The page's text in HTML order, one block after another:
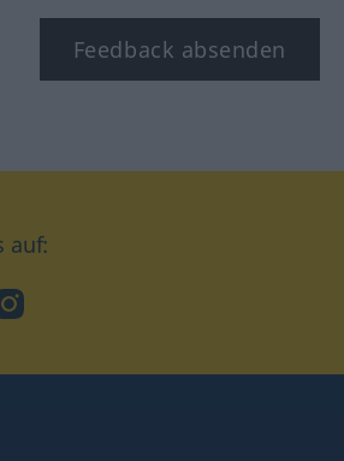
Feedback absenden
auf:
Instagram